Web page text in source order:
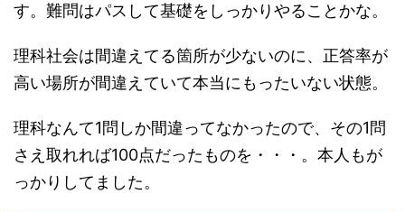
す。難問はパスして基礎をしっかりやることかな。
理科社会は間違えてる箇所が少ないのに、正答率が
高い場所が間違えていて本当にもったいない状態。
理科なんて1問しか間違ってなかったので、その1問
さえ取れれば100点だったものを・・・。本人もが
っかりしてました。